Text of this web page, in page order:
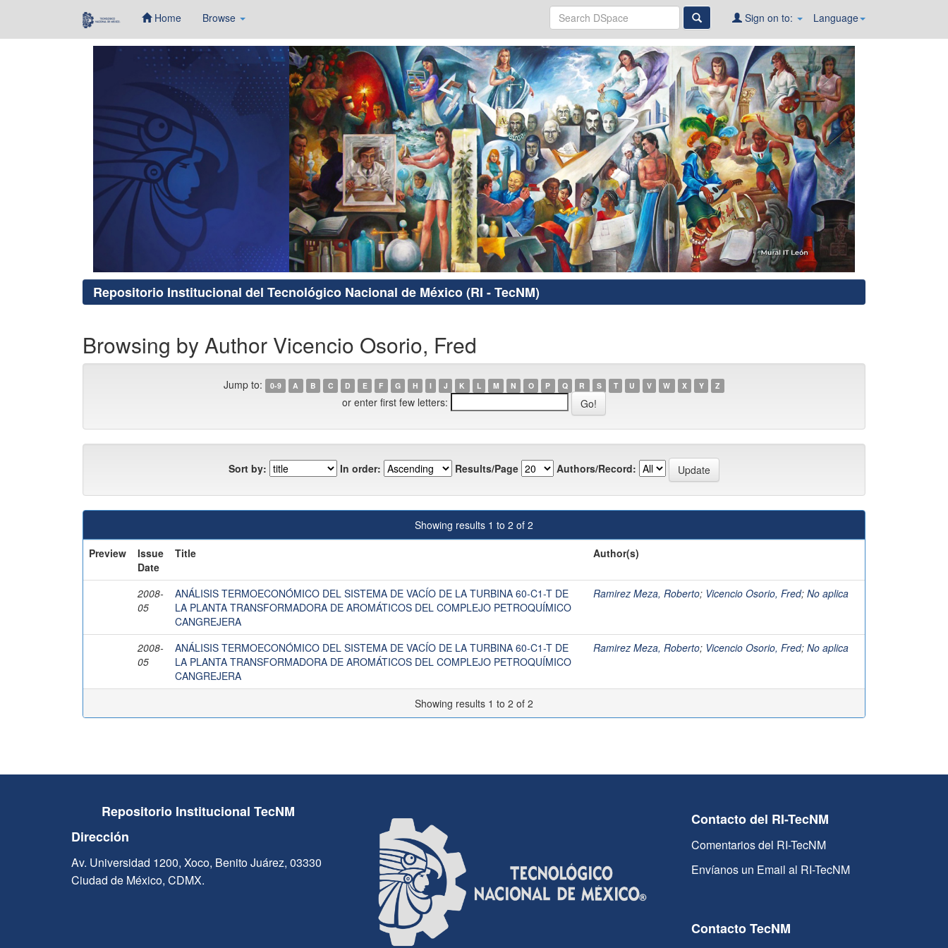
Home Browse Language
Sign on to:
Repositorio Institucional del Tecnológico Nacional de México (RI - TecNM)
Browsing by Author Vicencio Osorio, Fred
Jump to: 0-9 A B C D E F G H I J K L M N O P Q R S T U V W X Y Z
or enter first few letters:
Sort by: In order: Results/Page Authors/Record:
Showing results 1 to 2 of 2
Preview
Issue
Date
Title Author(s)
2008-
05
ANÁLISIS TERMOECONÓMICO DEL SISTEMA DE VACÍO DE LA TURBINA 60-C1-T DE
LA PLANTA TRANSFORMADORA DE AROMÁTICOS DEL COMPLEJO PETROQUÍMICO
CANGREJERA
Ramirez Meza, Roberto; Vicencio Osorio, Fred; No aplica
2008-
05
ANÁLISIS TERMOECONÓMICO DEL SISTEMA DE VACÍO DE LA TURBINA 60-C1-T DE
LA PLANTA TRANSFORMADORA DE AROMÁTICOS DEL COMPLEJO PETROQUÍMICO
CANGREJERA
Ramirez Meza, Roberto; Vicencio Osorio, Fred; No aplica
Showing results 1 to 2 of 2
Repositorio Institucional TecNM
Dirección
Av. Universidad 1200, Xoco, Benito Juárez, 03330
Ciudad de México, CDMX.
Contacto del RI-TecNM
Comentarios del RI-TecNM
Envíanos un Email al RI-TecNM
Contacto TecNM